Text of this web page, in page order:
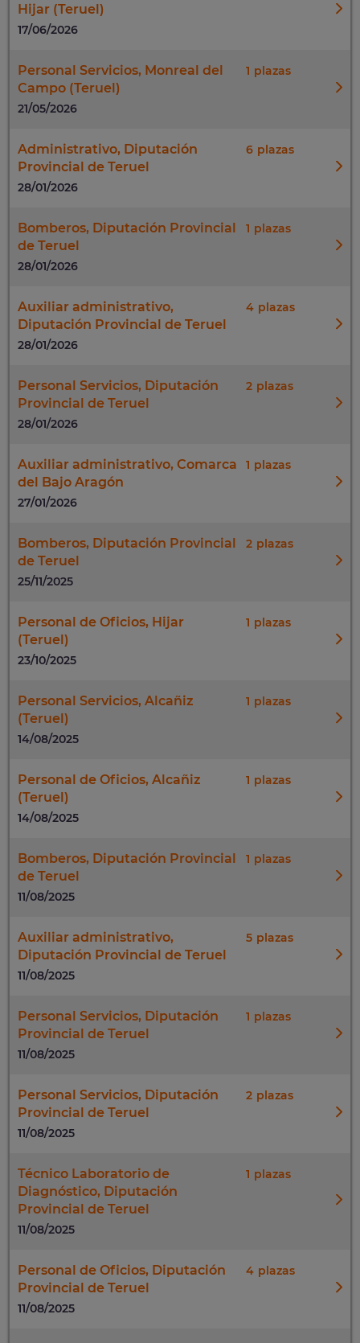
Hijar (Teruel)
17/06/2026
Personal Servicios, Monreal del
Campo (Teruel)
1
21/05/2026
Administrativo, Diputación
Provincial de Teruel
6
28/01/2026
Bomberos, Diputación Provincial
de Teruel
1
28/01/2026
Auxiliar administrativo,
Diputación Provincial de Teruel
4
28/01/2026
Personal Servicios, Diputación
Provincial de Teruel
2
28/01/2026
Auxiliar administrativo, Comarca
del Bajo Aragón
1
27/01/2026
Bomberos, Diputación Provincial
de Teruel
2
25/11/2025
Personal de Oficios, Hijar
(Teruel)
1
23/10/2025
Personal Servicios, Alcañiz
(Teruel)
1
14/08/2025
Personal de Oficios, Alcañiz
(Teruel)
1
14/08/2025
Bomberos, Diputación Provincial
de Teruel
1
11/08/2025
Auxiliar administrativo,
Diputación Provincial de Teruel
5
11/08/2025
Personal Servicios, Diputación
Provincial de Teruel
1
11/08/2025
Personal Servicios, Diputación
Provincial de Teruel
2
11/08/2025
Técnico Laboratorio de
Diagnóstico, Diputación
Provincial de Teruel
1
11/08/2025
Personal de Oficios, Diputación
Provincial de Teruel
4
11/08/2025